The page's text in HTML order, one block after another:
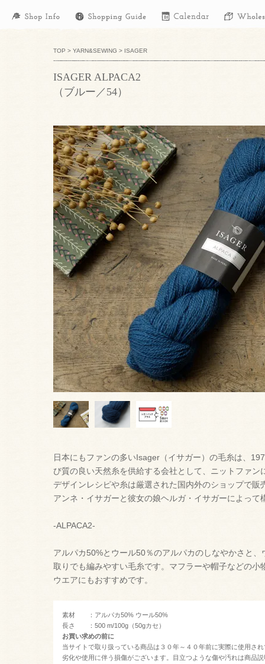
TOP > YARN&SEWING > ISAGER
ISAGER ALPACA2
（ブルー／54）
日本にもファンの多いIsager（イサガー）の毛糸は、
び質の良い天然糸を供給する会社として、ニットファン
デザインレシピや糸は厳選された国内外のショップで
アンネ・イサガーと彼女の娘ヘルガ・イサガーによって
-ALPACA2-
アルパカ50%とウール50％のアルパカのしなやかさと
取りでも編みやすい毛糸です。マフラーや帽子などの
ウエアにもおすすめです。
素材 ：アルパカ50% ウール50%
長さ ：500 m/100g（50gカセ）
お買い求めの前に
当サイトで取り扱っている商品は３０年～４０年前に実際に使用さ
劣化や使用に伴う損傷がございます。目立つような傷や汚れは商品